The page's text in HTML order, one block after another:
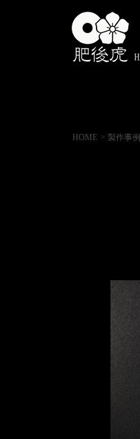
HOME > 製作事例